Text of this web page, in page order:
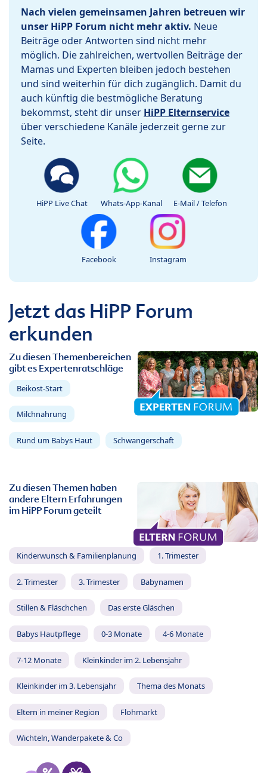
Nach vielen gemeinsamen Jahren betreuen wir
unser HiPP Forum nicht mehr aktiv. Neue
Beiträge oder Antworten sind nicht mehr
möglich. Die zahlreichen, wertvollen Beiträge der
Mamas und Experten bleiben jedoch bestehen
und sind weiterhin für dich zugänglich. Damit du
auch künftig die bestmögliche Beratung
bekommst, steht dir unser HiPP Elternservice
über verschiedene Kanäle jederzeit gerne zur
Seite.
HiPP Live Chat Whats-App-Kanal E-Mail / Telefon
Facebook Instagram
Jetzt das HiPP Forum
erkunden
Zu diesen Themenbereichen
gibt es Expertenratschläge
Beikost-Start
Milchnahrung
Rund um Babys Haut Schwangerschaft
Zu diesen Themen haben
andere Eltern Erfahrungen
im HiPP Forum geteilt
Kinderwunsch & Familienplanung 1. Trimester
2. Trimester 3. Trimester Babynamen
Stillen & Fläschchen Das erste Gläschen
Babys Hautpflege 0-3 Monate 4-6 Monate
7-12 Monate Kleinkinder im 2. Lebensjahr
Kleinkinder im 3. Lebensjahr Thema des Monats
Eltern in meiner Region Flohmarkt
Wichteln, Wanderpakete & Co